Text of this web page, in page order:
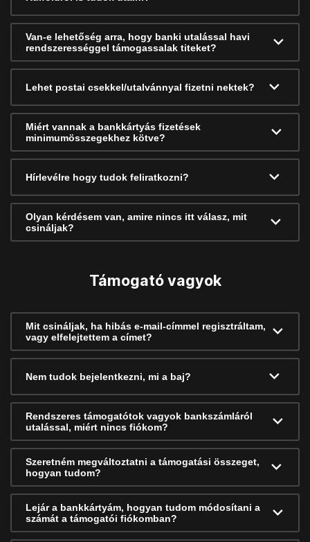
Van-e lehetőség arra, hogy banki utalással havi
rendszerességgel támogassalak titeket?
Lehet postai csekkel/utalvánnyal fizetni nektek?
Miért vannak a bankkártyás fizetések
minimumösszegekhez kötve?
Hírlevélre hogy tudok feliratkozni?
Olyan kérdésem van, amire nincs itt válasz, mit
csináljak?
Támogató vagyok
Mit csináljak, ha hibás e-mail-címmel regisztráltam,
vagy elfelejtettem a címet?
Nem tudok bejelentkezni, mi a baj?
Rendszeres támogatótok vagyok bankszámláról
utalással, miért nincs fiókom?
Szeretném megváltoztatni a támogatási összeget,
hogyan tudom?
Lejár a bankkártyám, hogyan tudom módosítani a
számát a támogatói fiókomban?